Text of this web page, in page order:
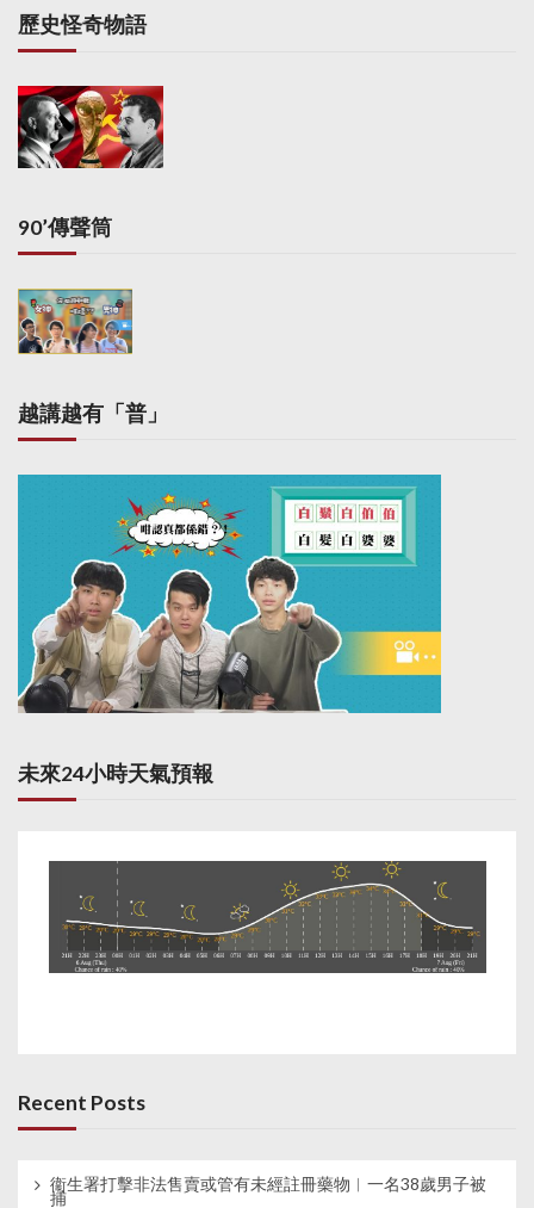
s
p
a
g
i
a
t
i
o
n
歷史怪奇物語
90’傳聲筒
越講越有「普」
未來24小時天氣預報
Recent Posts
衞生署打擊非法售賣或管有未經註冊藥物︱一名38歲男子被
捕